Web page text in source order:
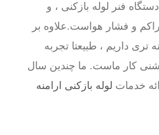
فنر لوله بازکنی ، و
و فشار هواست.علاوه بر
تری داریم ، طبیعتا تجربه
کار ماست. ما چندین سال
خدمات لوله بازکنی ارامنه